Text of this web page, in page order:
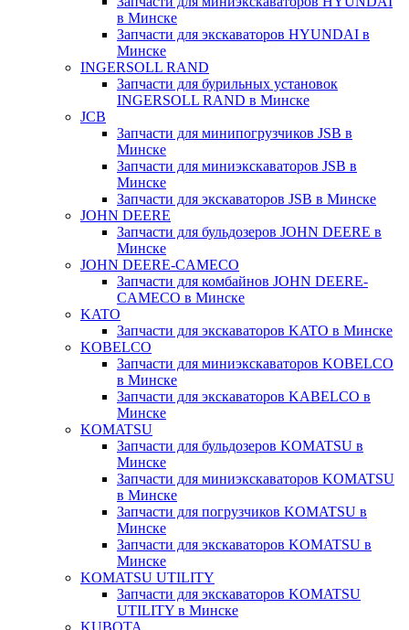
в Минске
Запчасти для экскаваторов HYUNDAI в
Минске
INGERSOLL RAND
Запчасти для бурильных установок
INGERSOLL RAND в Минске
JCB
Запчасти для минипогрузчиков JSB в
Минске
Запчасти для миниэкскаваторов JSB в
Минске
Запчасти для экскаваторов JSB в Минске
JOHN DEERE
Запчасти для бульдозеров JOHN DEERE в
Минске
JOHN DEERE-CAMECO
Запчасти для комбайнов JOHN DEERE-
CAMECO в Минске
KATO
Запчасти для экскаваторов KATO в Минске
KOBELCO
Запчасти для миниэкскаваторов KOBELCO
в Минске
Запчасти для экскаваторов KABELCO в
Минске
KOMATSU
Запчасти для бульдозеров KOMATSU в
Минске
Запчасти для миниэкскаваторов KOMATSU
в Минске
Запчасти для погрузчиков KOMATSU в
Минске
Запчасти для экскаваторов KOMATSU в
Минске
KOMATSU UTILITY
Запчасти для экскаваторов KOMATSU
UTILITY в Минске
KUBOTA